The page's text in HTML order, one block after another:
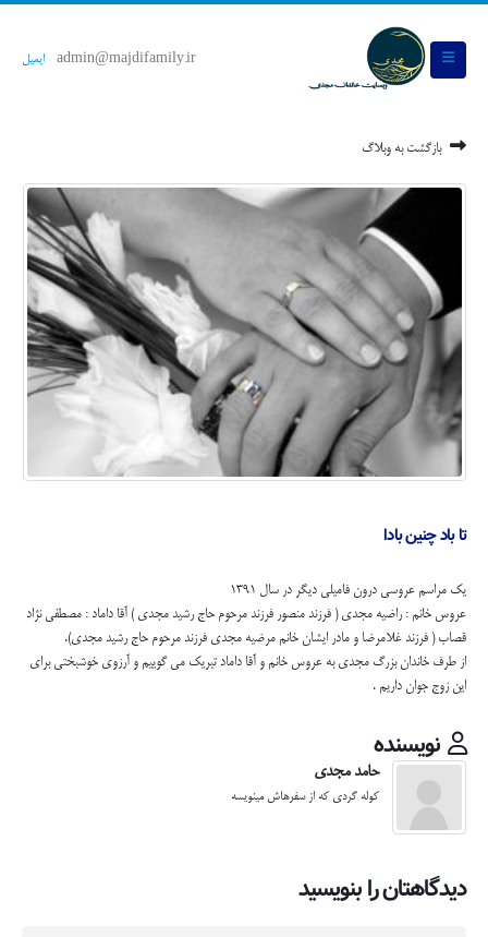
admin@majdifamily.ir ایمیل
بازگشت به وبلاگ
تا باد چنین بادا
یک مراسم عروسی درون فامیلی دیگر در سال 1391
عروس خانم : راضیه مجدی ( فرزند منصور فرزند مرحوم حاج رشید مجدی ) آقا داماد : مصطفی نژاد
قصاب ( فرزند غلامرضا و مادر ایشان خانم مرضیه مجدی فرزند مرحوم حاج رشید مجدی).
از طرف خاندان بزرگ مجدی به عروس خانم و آقا داماد تبریک می گوییم و آرزوی خوشبختی برای
این زوج جوان داریم .
نویسنده
حامد مجدی
کوله گردی که از سفرهاش مینویسه
دیدگاهتان را بنویسید